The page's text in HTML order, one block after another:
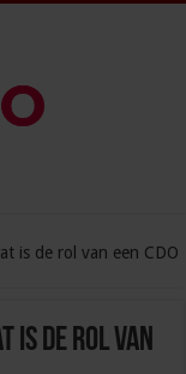
is de rol van een CDO
is de rol van